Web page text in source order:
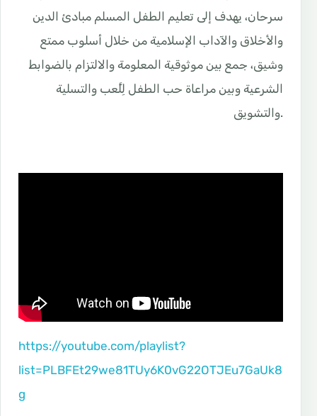
سرحان، يهدف إلى تعليم الطفل المسلم مبادئ الدين
والأخلاق والآداب الإسلامية من خلال أسلوب ممتع
وشيق، جمع بين موثوقية المعلومة والالتزام بالضوابط
الشرعية وبين مراعاة حب الطفل لِلَّعب والتسلية
والتشويق.
https://youtube.com/playlist?
list=PLBFEt29we81TUy6K0vG22OTJEu7GaUk8
g